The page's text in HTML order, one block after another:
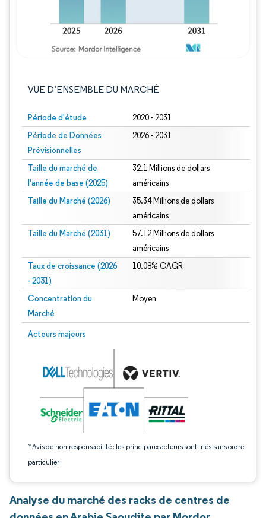
VUE D’ENSEMBLE DU MARCHÉ
Période d'étude 2020 - 2031
Période de Données
Prévisionnelles
2026 - 2031
Taille du marché de
l'année de base (2025)
32.1 Millions de dollars
américains
Taille du Marché (2026)
35.34 Millions de dollars
américains
Taille du Marché (2031)
57.12 Millions de dollars
américains
Taux de croissance (2026
- 2031)
10.08% CAGR
Concentration du
Marché
Moyen
Acteurs majeurs
*Avis de non-responsabilité : les principaux acteurs sont triés sans ordre
particulier
Image © Mordor Intelligence. La réutilisation nécessite une attribution sous CC
Analyse du marché des racks de centres de